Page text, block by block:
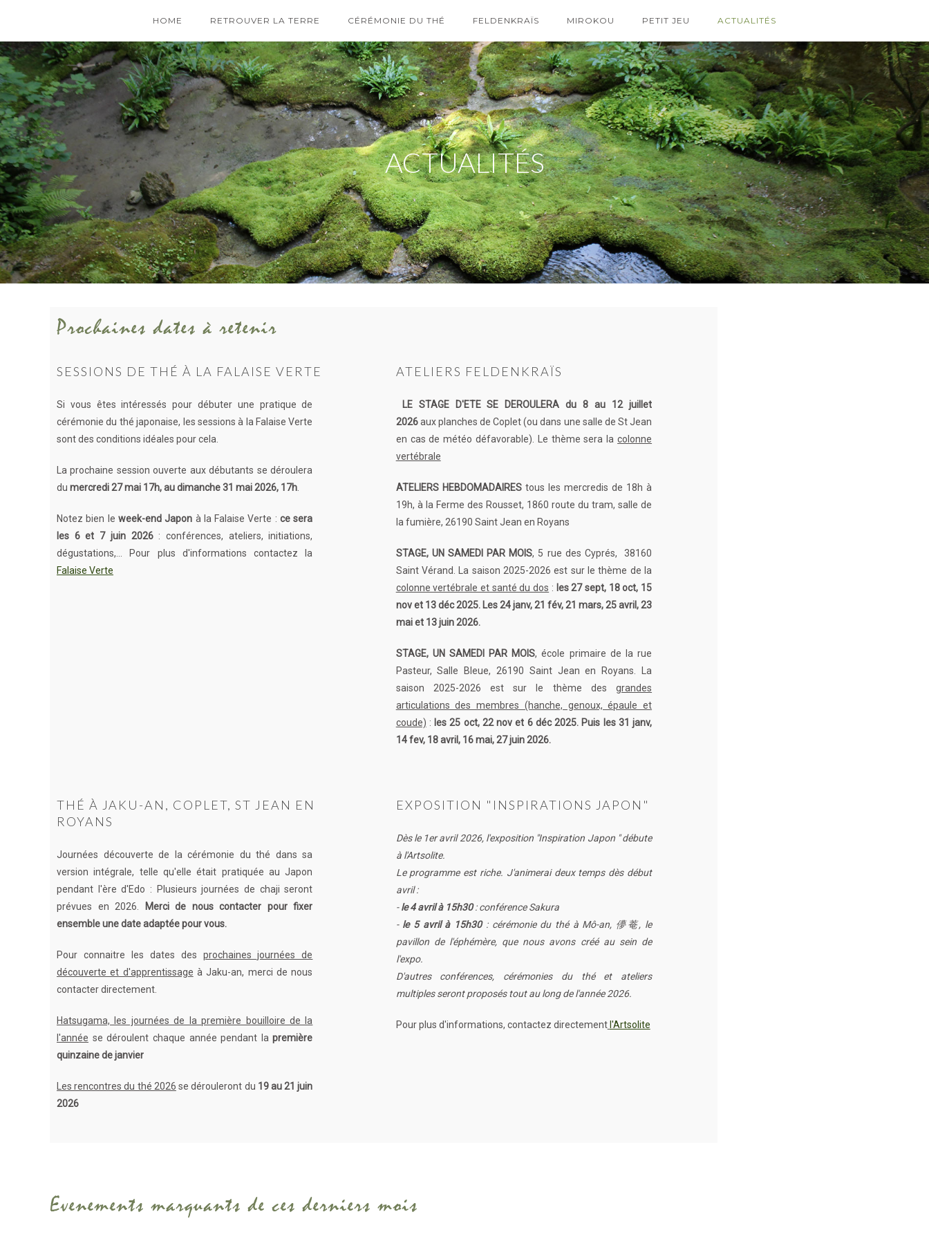
HOME RETROUVER LA TERRE CÉRÉMONIE DU THÉ FELDENKRAÏS MIROKOU PETIT JEU ACTUALITÉS
ACTUALITÉS
Prochaines dates à retenir
SESSIONS DE THÉ À LA FALAISE VERTE
Si vous êtes intéressés pour débuter une pratique de
cérémonie du thé japonaise, les sessions à la Falaise Verte
sont des conditions idéales pour cela.
La prochaine session ouverte aux débutants se déroulera
du mercredi 27 mai 17h, au dimanche 31 mai 2026, 17h
Notez bien le week-end Japon à la Falaise Verte :ce sera
les 6 et 7 juin 2026: conférences, ateliers, initiations,
dégustations,... Pour plus d'informations contactez la
Falaise Verte
ATELIERS FELDENKRAÏS
LE STAGE D'ETE SE DEROULERA du 8 au 12 juillet
2026aux planches de Coplet (ou dans une salle de St Jean
en cas de météo défavorable). Le thème sera lacolonne
vertébrale
ATELIERS HEBDOMADAIREStous les mercredis de 18h à
19h, à la Ferme des Rousset, 1860 route du tram, salle de
la fumière, 26190 Saint Jean en Royans
STAGE, UN SAMEDI PAR MOIS, 5 rue des Cyprés, 38160
Saint Vérand. La saison 2025-2026 est sur le thème de la
colonne vertébrale et santé du dos : les 27 sept, 18 oct, 15
nov et 13 déc 2025. Les 24 janv, 21 fév, 21 mars, 25 avril, 23
mai et 13 juin 2026.
STAGE, UN SAMEDI PAR MOIS, école primaire de la rue
Pasteur, Salle Bleue, 26190 Saint Jean en Royans. La
saison 2025-2026 est sur le thème desgrandes
articulations des membres (hanche, genoux, épaule et
coude) : les 25 oct, 22 nov et 6 déc 2025. Puis les 31 janv,
14 fev, 18 avril, 16 mai, 27 juin 2026.
THÉ À JAKU-AN, COPLET, ST JEAN EN
ROYANS
Journées découverte de la cérémonie du thé dans sa
version intégrale, telle qu'elle était pratiquée au Japon
pendant l'ère d'Edo : Plusieurs journées de chaji seront
prévues en 2026.
Merci de nous contacter pour fixer
ensemble une date adaptée pour vous.
Pour connaitre les dates des prochaines journées de
découverte et d'apprentissage à Jaku-an, merci de nous
contacter directement.
Hatsugama, les journées de la première bouilloire de la
l'année se déroulent chaque année pendant lapremière
quinzaine de janvier
Les rencontres du thé 2026 se dérouleront du 19 au 21 juin
2026
EXPOSITION "INSPIRATIONS JAPON"
Dès le 1er avril 2026, l'exposition "Inspiration Japon " débute
à l'Artsolite.
Le programme est riche. J'animerai deux temps dès début
avril :
-le 4 avril à 15h30: conférence Sakura
- le 5 avril à 15h30: cérémonie du thé à Mô-an, 儚菴, le
pavillon de l'éphémère, que nous avons créé au sein de
l'expo.
D'autres conférences, cérémonies du thé et ateliers
multiples seront proposés tout au long de l'année 2026.
Pour plus d'informations, contactez directement l'Artsolite
Evenements marquants de ces derniers mois